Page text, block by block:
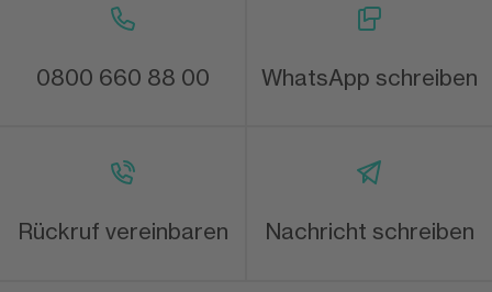
0800 660 88 00 WhatsApp schreiben
Rückruf vereinbaren Nachricht schreiben